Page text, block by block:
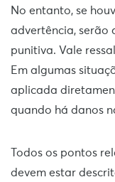
No entanto, se
advertência, serão
punitiva. Vale
Em algumas
aplicada
quando há danos
Todos os pontos
devem estar